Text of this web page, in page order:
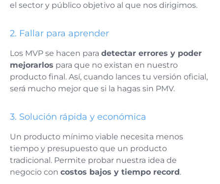
el sector y público objetivo al que nos dirigimos.
2. Fallar para aprender
Los MVP se hacen para detectar errores y poder
mejorarlos para que no existan en nuestro
producto final. Así, cuando lances tu versión oficial,
será mucho mejor que si la hagas sin PMV.
3. Solución rápida y económica
Un producto mínimo viable necesita menos
tiempo y presupuesto que un producto
tradicional. Permite probar nuestra idea de
negocio con costos bajos y tiempo record .